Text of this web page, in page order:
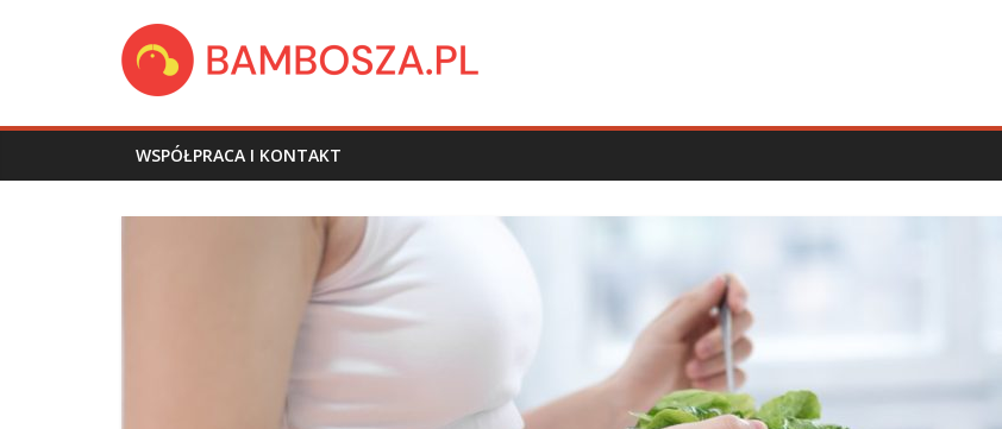
bambosza.pl
WSPÓŁPRACA I KONTAKT